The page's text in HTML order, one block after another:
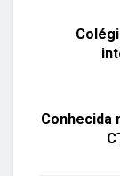
Conhecida